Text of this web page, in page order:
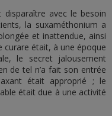
disparaître avec le besoin
la suxaméthonium a
et inattendue, ainsi
curare était, à une époque
le secret jalousement
de tel n’a fait son entrée
était approprié ; le
était due à une activité